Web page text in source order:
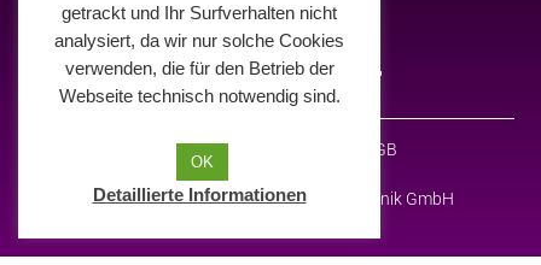
Impressum AGB
© 2026 Deelight Medien- und Eventtechnik GmbH
getrackt und Ihr Surfverhalten nicht
analysiert, da wir nur solche Cookies
verwenden, die für den Betrieb der
Webseite technisch notwendig sind.
OK
Detaillierte Informationen